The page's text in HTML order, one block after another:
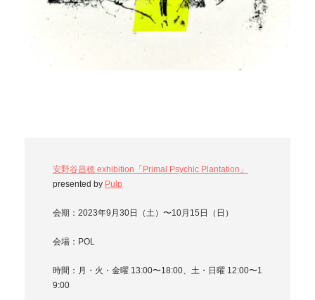
安野谷昌穂 exhibition「Primal Psychic Plantation」
presented by Pulp
会期：2023年9月30日（土）〜10月15日（日）
会場：POL
時間：月・火・金曜 13:00〜18:00、土・日曜 12:00〜1
9:00